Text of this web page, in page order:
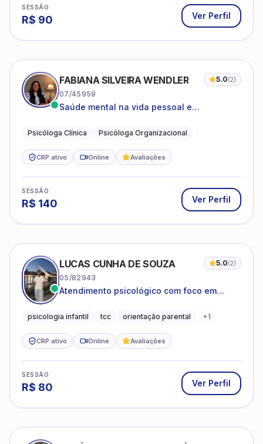
SESSÃO
R$ 90 Ver Perfil
FABIANA SILVEIRA WENDLER 5.0(2)
07/45959
Saúde mental na vida pessoal e
Psicóloga Clínica Psicóloga Organizacional
CRP ativo Online Avaliações
SESSÃO
R$ 140 Ver Perfil
LUCAS CUNHA DE SOUZA 5.0(2)
05/82943
Atendimento psicológico com foco em
promovendo equilíbrio emocional e
psicologia infantil tcc orientação parental +1
CRP ativo Online Avaliações
SESSÃO
R$ 80 Ver Perfil